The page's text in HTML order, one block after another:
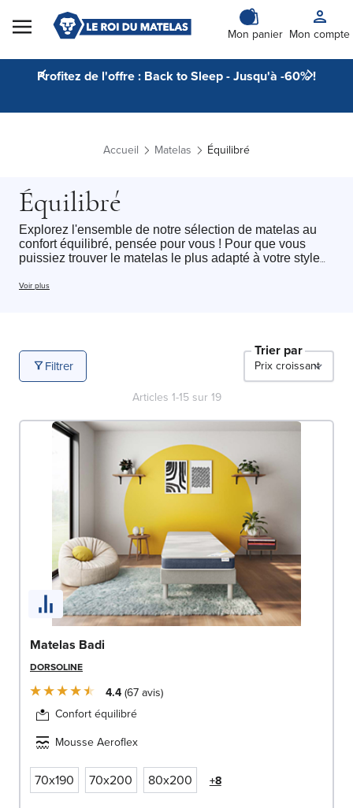
Skip to Content
Mon panier Mon compte
Profitez de l'offre : Back to Sleep - Jusqu'à -60% !
Accueil Matelas Équilibré
Équilibré
Explorez l'ensemble de notre sélection de matelas au
confort équilibré, pensée pour vous ! Pour que vous
puissiez trouver le matelas le plus adapté à votre style
matelas au confort équilibré avec tous type de
Voir plus
Filtrer
Trier par
Articles 1-15sur19
Matelas Badi
DORSOLINE
4.4 67avis
Confort équilibré
Mousse Aeroflex
70x190 70x200 80x200 +8